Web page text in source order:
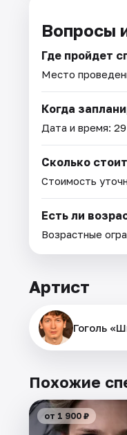
Вопросы
Где пройдет
Место
Когда
Дата и время:
Сколько
Стоимость
Есть ли
Возрастные
Артист
Гоголь
Похожие
от 1 900 ₽